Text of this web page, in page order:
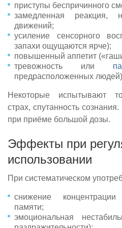
приступы беспричинного
замедленная реакция,
движений;
усиление сенсорного
запахи ощущаются ярче);
повышенный аппетит
тревожность или
предрасположенных
Некоторые испытывают
страх, спутанность
при приёме большой дозы.
Эффекты при
использовании
При систематическом
снижение
памяти;
эмоциональная